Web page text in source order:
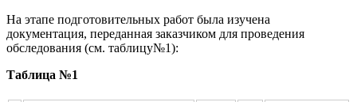
На этапе подготовительных работ была изучена
документация, переданная заказчиком для проведения
обследования (см. таблицу№1):
Таблица №1